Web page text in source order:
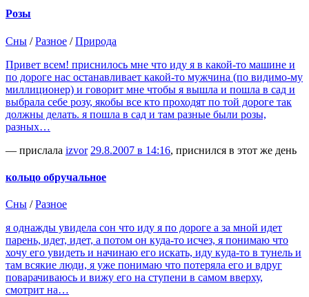
Розы
Сны /Разное /Природа
Привет всем! приснилось мне что иду я в какой-то машине и
по дороге нас останавливает какой-то мужчина (по видимо-му
миллиционер) и говорит мне чтобы я вышла и пошла в сад и
выбрала себе розу, якобы все кто проходят по той дороге так
должны делать. я пошла в сад и там разные были розы,
разных…
— прислала izvor 29.8.2007 в 14:16, приснился в этот же день
кольцо обручальное
Сны /Разное
я однажды увидела сон что иду я по дороге а за мной идет
парень, идет, идет, а потом он куда-то исчез, я понимаю что
хочу его увидеть и начинаю его искать, иду куда-то в тунель и
там всякие люди, я уже понимаю что потеряла его и вдруг
поварачиваюсь и вижу его на ступени в самом вверху,
смотрит на…